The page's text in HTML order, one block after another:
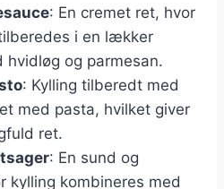
: En cremet ret, hvor
i en lækker
hvidløg og parmesan.
: Kylling tilberedt med
med pasta, hvilket giver
ret.
: En sund og
kylling kombineres med